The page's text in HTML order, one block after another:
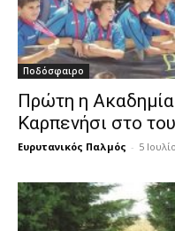
Ποδόσφαιρο
Πρώτη η
Καρπενήσι στο
Ευρυτανικός Παλμός - 5